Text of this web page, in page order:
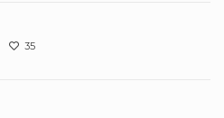
35